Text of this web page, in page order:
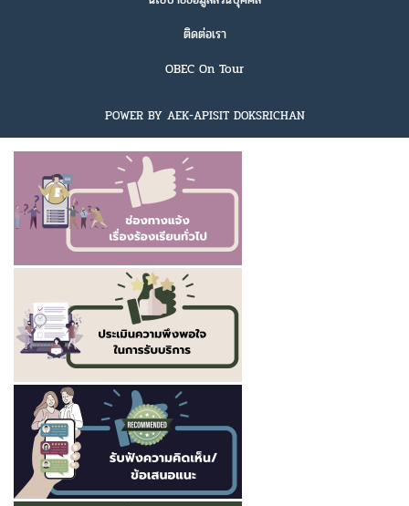
ติดต่อเรา
OBEC On Tour
POWER BY AEK-APISIT DOKSRICHAN